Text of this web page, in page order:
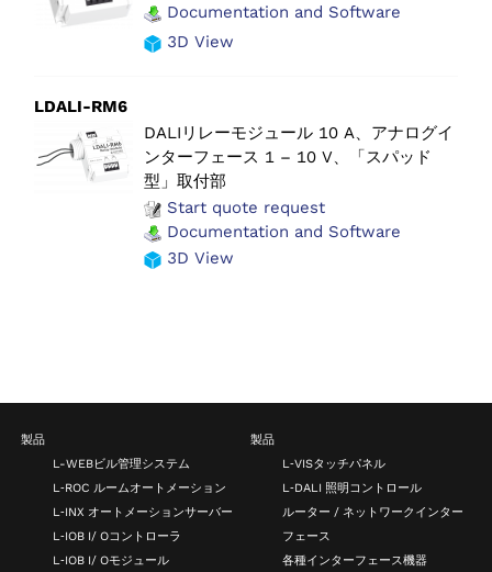
Documentation and Software
3D View
LDALI-RM6
DALIリレーモジュール 10 A、アナログイ
ンターフェース 1 – 10 V、「スパッド
型」取付部
Start quote request
Documentation and Software
3D View
製品
L-WEBビル管理システム
L‑ROC ルームオートメーション
L‑INX オートメーションサーバー
L‑IOB I/ Oコントローラ
L‑IOB I/ Oモジュール
製品
L‑VISタッチパネル
L‑DALI 照明コントロール
ルーター / ネットワークインター
フェース
各種インターフェース機器